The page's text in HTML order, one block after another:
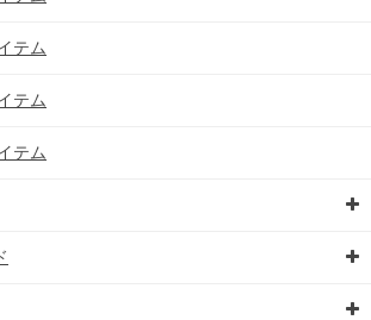
テム
テム
テム